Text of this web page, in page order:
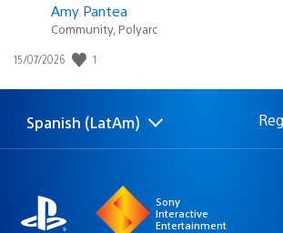
Amy Pantea
Community, Polyarc
Fecha
publicación:
15/07/2026 1
Elige
una
Región
actual:
Spanish (LatAm)
Sony
Interactive
Entertainment